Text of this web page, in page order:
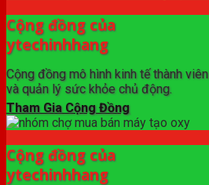
Cộng đồng của
ytechinhhang
Cộng đồng mô hình kinh tế thành viên
và quản lý sức khỏe chủ động.
Tham Gia Cộng Đồng
Cộng đồng của
ytechinhhang